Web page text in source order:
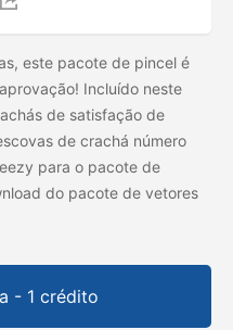
este pacote de pincel é
Incluído neste
de satisfação de
de crachá número
para o pacote de
do pacote de vetores
- 1 crédito